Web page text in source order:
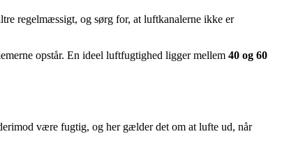
regelmæssigt, og sørg for, at luftkanalerne ikke er
opstår. En ideel luftfugtighed ligger mellem 40 og 60
være fugtig, og her gælder det om at lufte ud, når